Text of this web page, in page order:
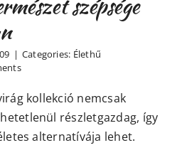
| Categories: Élethű
kollekció nemcsak
részletgazdag, így
alternatívája lehet.